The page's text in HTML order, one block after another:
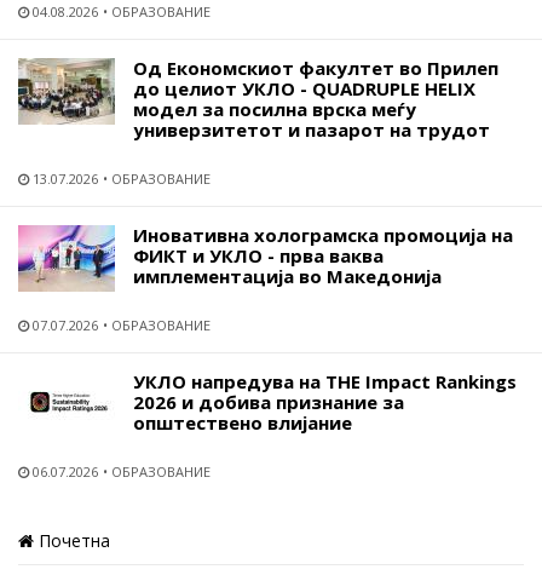
04.08.2026 ОБРАЗОВАНИЕ
Од Економскиот факултет во Прилеп
до целиот УКЛО - QUADRUPLE HELIX
модел за посилна врска меѓу
универзитетот и пазарот на трудот
13.07.2026 ОБРАЗОВАНИЕ
Иновативна холограмска промоција на
ФИКТ и УКЛО - прва ваква
имплементација во Македонија
07.07.2026 ОБРАЗОВАНИЕ
УКЛО напредува на THE Impact Rankings
2026 и добива признание за
општествено влијание
06.07.2026 ОБРАЗОВАНИЕ
Почетна